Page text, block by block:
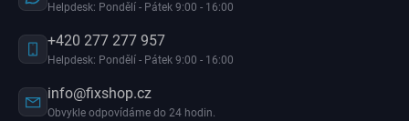
Helpdesk: Pondělí - Pátek 9:00 - 16:00
+420 277 277 957
Helpdesk: Pondělí - Pátek 9:00 - 16:00
info@fixshop.cz
Obvykle odpovídáme do 24 hodin.